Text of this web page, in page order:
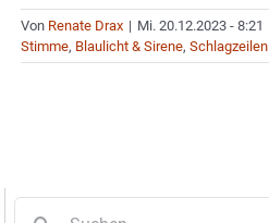
Von Renate Drax | Mi. 20.12.2023 - 8:21
Stimme, Blaulicht & Sirene, Schlagzeilen